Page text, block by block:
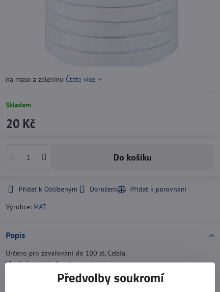
na maso a zeleninu Čtěte více
Skladem
20 Kč
Do košíku
Přidat k Oblíbeným
Doručení
Výrobce: MAT
Popis
Určeno pro zavařování do 100 st. Celsia.
Vhodné pro všechny typy potravin.
Většinou na kečupové sklenice.Předvolby soukromí